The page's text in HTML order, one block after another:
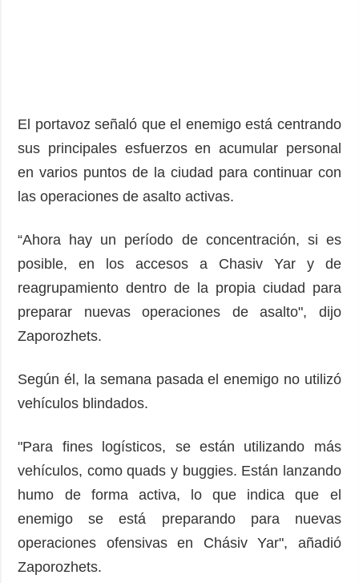
El portavoz señaló que el enemigo está centrando
sus principales esfuerzos en acumular personal
en varios puntos de la ciudad para continuar con
las operaciones de asalto activas.
“Ahora hay un período de concentración, si es
posible, en los accesos a Chasiv Yar y de
reagrupamiento dentro de la propia ciudad para
preparar nuevas operaciones de asalto", dijo
Zaporozhets.
Según él, la semana pasada el enemigo no utilizó
vehículos blindados.
"Para fines logísticos, se están utilizando más
vehículos, como quads y buggies. Están lanzando
humo de forma activa, lo que indica que el
enemigo se está preparando para nuevas
operaciones ofensivas en Chásiv Yar", añadió
Zaporozhets.